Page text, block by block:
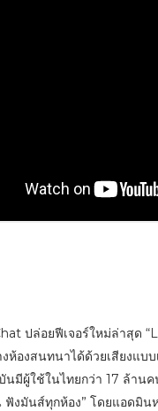
ปล่อยฟีเจอร์ใหม่ล่าสุด
ห้องสนทนาได้ด้วยเสียงแบ
นมีผู้ใช้ในไทยกว่า 17 ล้าน
ฟังมันส์ทุกห้อง” โดยแอดมิ